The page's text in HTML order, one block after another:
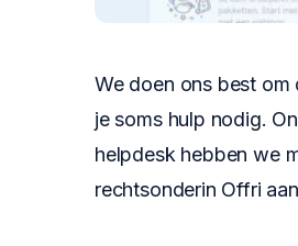
We doen ons best
je soms hulp nodig.
helpdesk hebben we
rechtsonderin Offri